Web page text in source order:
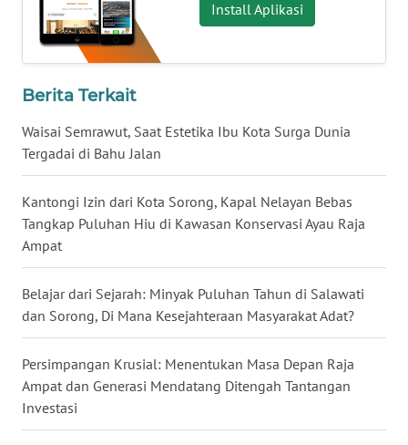
Install Aplikasi
Berita Terkait
Waisai Semrawut, Saat Estetika Ibu Kota Surga Dunia
Tergadai di Bahu Jalan
Kantongi Izin dari Kota Sorong, Kapal Nelayan Bebas
Tangkap Puluhan Hiu di Kawasan Konservasi Ayau Raja
Ampat
Belajar dari Sejarah: Minyak Puluhan Tahun di Salawati
dan Sorong, Di Mana Kesejahteraan Masyarakat Adat?
Persimpangan Krusial: Menentukan Masa Depan Raja
Ampat dan Generasi Mendatang Ditengah Tantangan
Investasi
WN
NUSANTARA
WN
JOGJA
WN
WN
BALI
WN
KALBAR
WN
KALTENG